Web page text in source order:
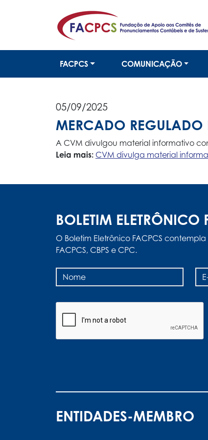
FACPCS COMUNICAÇÃO
05/09/2025
MERCADO
A CVM divulgou material informativo
Leia mais: CVM divulga material
BOLETIM ELETRÔNICO
O Boletim Eletrônico FACPCS
FACPCS, CBPS e CPC.
ENTIDADES-MEMBRO